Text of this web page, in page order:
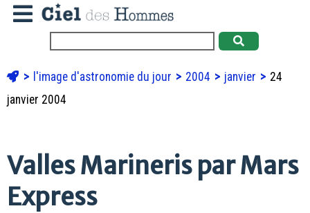
l'image d'astronomie du jour 2004 janvier
24
janvier 2004
Valles Marineris par Mars
Express